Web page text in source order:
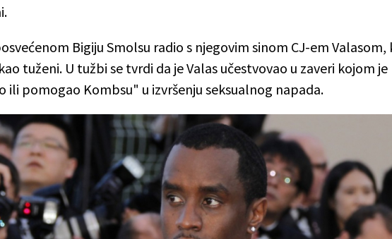
Bigiju Smolsu radio s njegovim sinom CJ-em Valasom,
tuženi. U tužbi se tvrdi da je Valas učestvovao u zaveri kojom je
ili pomogao Kombsu" u izvršenju seksualnog napada.